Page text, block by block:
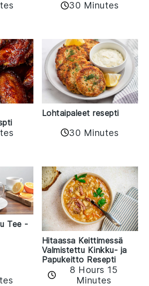
30 Minutes
Lohtaipaleet resepti
30 Minutes
Tee -
Hitaassa Keittimessä
Valmistettu Kinkku- ja
Papukeitto Resepti
8 Hours 15
Minutes